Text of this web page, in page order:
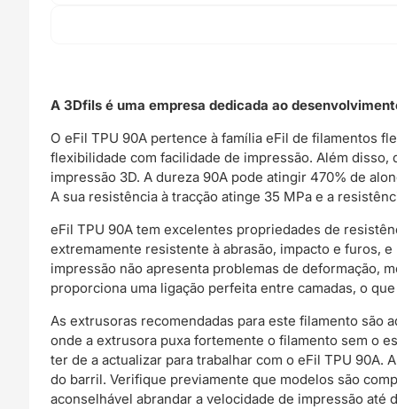
A 3Dfils é uma empresa dedicada ao
O eFil TPU 90A pertence à família eFil de filamentos
flexibilidade com facilidade de impressão. Além
impressão 3D. A dureza 90A pode atingir 470% de
A sua resistência à tracção atinge 35 MPa e a
eFil TPU 90A tem excelentes propriedades de
extremamente resistente à abrasão, impacto e furos,
impressão não apresenta problemas de deformação,
proporciona uma ligação perfeita entre camadas, o
As extrusoras recomendadas para este filamento são
onde a extrusora puxa fortemente o filamento sem o
ter de a actualizar para trabalhar com o eFil TPU 90A.
do barril. Verifique previamente que modelos são
aconselhável abrandar a velocidade de impressão